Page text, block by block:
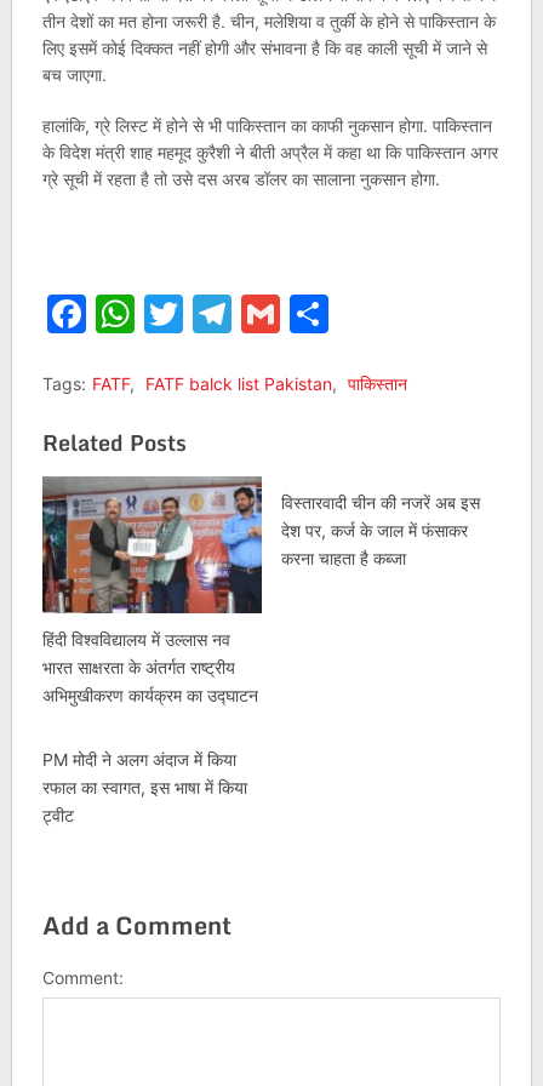
तीन देशों का मत होना जरूरी है. चीन, मलेशिया व तुर्की के होने से पाकिस्तान के
लिए इसमें कोई दिक्कत नहीं होगी और संभावना है कि वह काली सूची में जाने से
बच जाएगा.
हालांकि, ग्रे लिस्ट में होने से भी पाकिस्तान का काफी नुकसान होगा. पाकिस्तान
के विदेश मंत्री शाह महमूद कुरैशी ने बीती अप्रैल में कहा था कि पाकिस्तान अगर
ग्रे सूची में रहता है तो उसे दस अरब डॉलर का सालाना नुकसान होगा.
Facebook
WhatsApp
Twitter
Telegram
GmailShare
Tags: FATF, FATF balck list Pakistan, पाकिस्तान
Related Posts
हिंदी विश्वविद्यालय में उल्लास नव
भारत साक्षरता के अंतर्गत राष्ट्रीय
अभिमुखीकरण कार्यक्रम का उद्घाटन
विस्तारवादी चीन की नजरें अब इस
देश पर, कर्ज के जाल में फंसाकर
करना चाहता है कब्जा
PM मोदी ने अलग अंदाज में किया
रफाल का स्वागत, इस भाषा में किया
ट्वीट
Add a Comment
Comment: